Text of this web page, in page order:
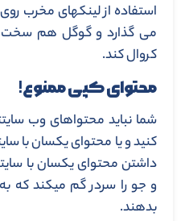
استفاده از لینکهای مخرب
می گذارد و گوگل هم سخت
کروال کند.
محتوای کپی ممنوع!
شما نباید محتواهای وب
کنید و یا محتوای یکسان با
داشتن محتوای یکسان با
و جو را سردر گم میکند که
بدهند.